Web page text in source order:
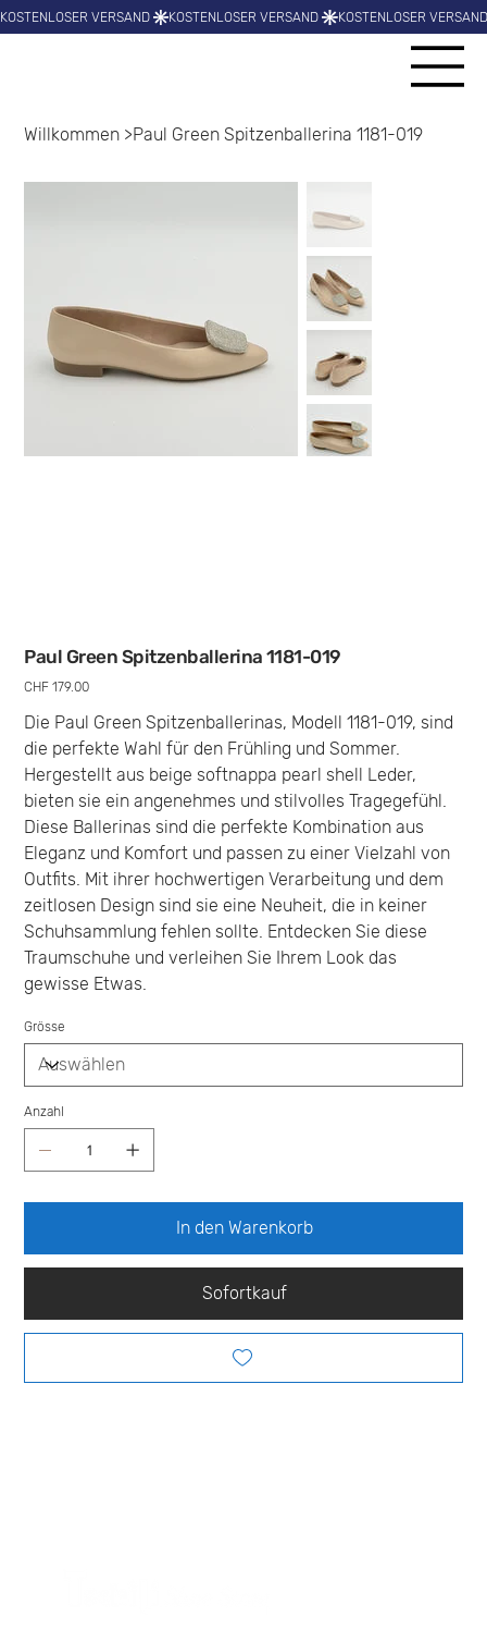
Willkommen >Paul Green Spitzenballerina 1181-019
Paul Green Spitzenballerina 1181-019
Preis
CHF 179.00
Die Paul Green Spitzenballerinas, Modell 1181-019, sind
die perfekte Wahl für den Frühling und Sommer.
Hergestellt aus beige softnappa pearl shell Leder,
bieten sie ein angenehmes und stilvolles Tragegefühl.
Diese Ballerinas sind die perfekte Kombination aus
Eleganz und Komfort und passen zu einer Vielzahl von
Outfits. Mit ihrer hochwertigen Verarbeitung und dem
zeitlosen Design sind sie eine Neuheit, die in keiner
Schuhsammlung fehlen sollte. Entdecken Sie diese
Traumschuhe und verleihen Sie Ihrem Look das
gewisse Etwas.
Grösse
Anzahl
In den Warenkorb
Sofortkauf